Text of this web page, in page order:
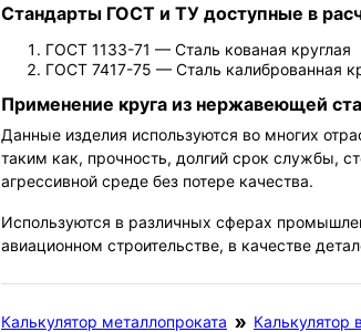
Стандарты ГОСТ и ТУ доступные в
ГОСТ 1133-71 — Сталь кованая круглая
ГОСТ 7417-75 — Сталь калиброванная
Применение круга из нержавеющей
Данные изделия используются во многих
таким как, прочность, долгий срок службы,
агрессивной среде без потере качества.
Используются в различных сферах
авиационном строительстве, в качестве
Калькулятор металлопроката Калькулятор